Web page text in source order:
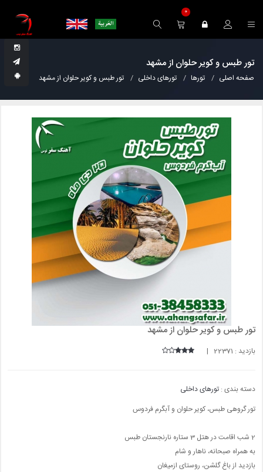
0
تور طبس و کویر حلوان از مشهد
صفحه اصلی تورها تورهای داخلی تور طبس و کویر حلوان از مشهد
تور طبس و کویر حلوان از مشهد
بازدید : 22371 |
دسته بندی : تورهای داخلی
تور گروهی طبس، کویر حلوان و آبگرم فردوس
2 شب اقامت در هتل 3 ستاره نارنجستان طبس
به همراه صبحانه، ناهار و شام
بازدید از باغ گلشن، روستای ازمیغان